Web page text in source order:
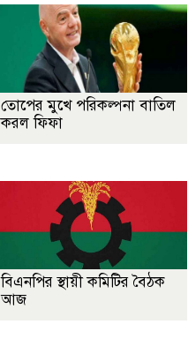
তোপের মুখে পরিকল্পনা বাতিল
করল ফিফা
বিএনপির স্থায়ী কমিটির বৈঠক
আজ